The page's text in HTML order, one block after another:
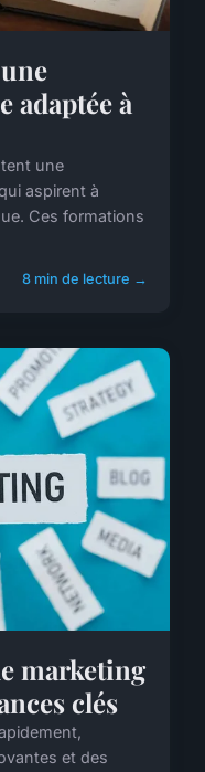
à
une
aspirent à
Ces formations
8 min de lecture →
marketing
clés
et des